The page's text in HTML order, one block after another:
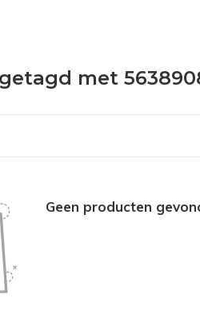
met
Geen producten